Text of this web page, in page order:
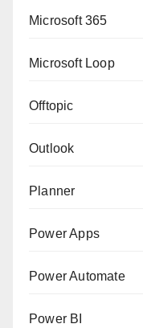
Microsoft 365
Microsoft Loop
Offtopic
Outlook
Planner
Power Apps
Power Automate
Power BI